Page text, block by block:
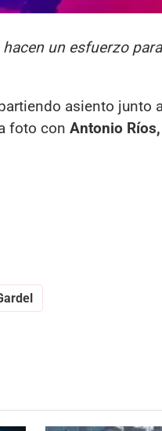
un esfuerzo para
asiento junto
foto con Antonio Ríos,